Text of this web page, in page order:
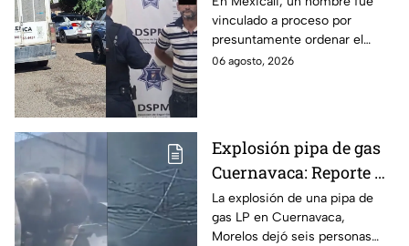
discapacidad en
Mexicali, BC
vinculado a proceso por
presuntamente ordenar el
ataque de 16 perros contra su
06 agosto, 2026
Explosión pipa de gas
Cuernavaca: Reporte de
víctimas tras estallido
en Morelos
La explosión de una pipa de
gas LP en Cuernavaca,
Morelos dejó seis personas